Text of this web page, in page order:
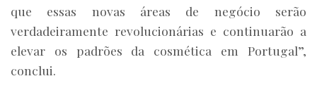
que essas novas áreas de negócio serão
verdadeiramente revolucionárias e continuarão a
elevar os padrões da cosmética em Portugal”,
conclui.